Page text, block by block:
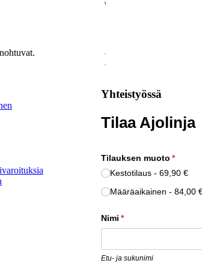
Yhteistyössä
Tilaa Ajolinja
Tilauksen muoto *
Kestotilaus
69,90 €
Määräaikainen
84,00
Nimi *
(pakollinen)
Etu- ja sukunimi